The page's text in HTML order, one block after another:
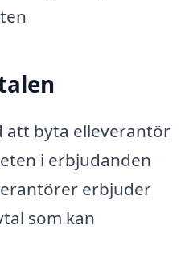
att byta elleverantör
i erbjudanden
erbjuder
som kan